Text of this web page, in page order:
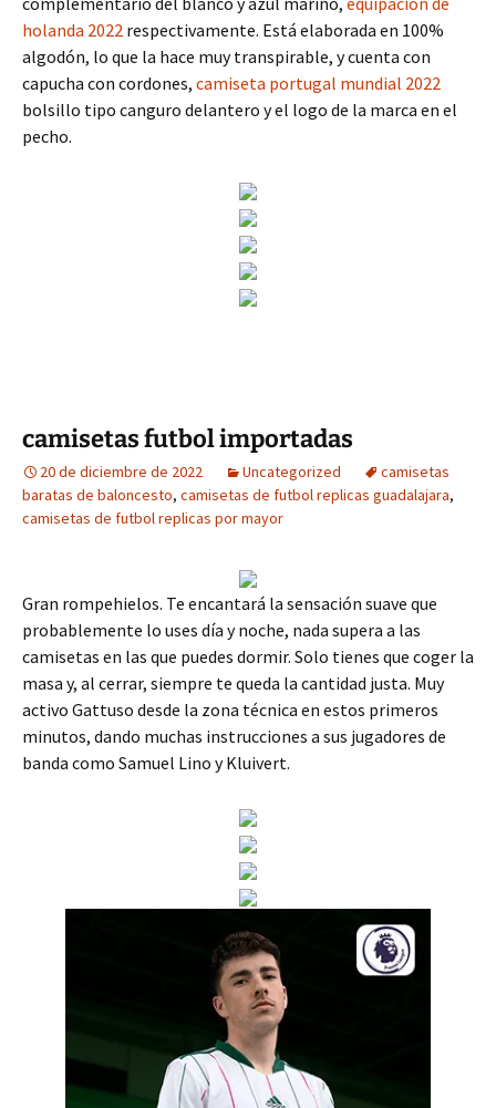
holanda 2022 respectivamente. Está elaborada en 100%
algodón, lo que la hace muy transpirable, y cuenta con
capucha con cordones, camiseta portugal mundial 2022
bolsillo tipo canguro delantero y el logo de la marca en el
pecho.
camisetas futbol importadas
20 de diciembre de 2022 Uncategorized
camisetas
baratas de baloncesto, camisetas de futbol replicas guadalajara,
camisetas de futbol replicas por mayor
Gran rompehielos. Te encantará la sensación suave que
probablemente lo uses día y noche, nada supera a las
camisetas en las que puedes dormir. Solo tienes que coger la
masa y, al cerrar, siempre te queda la cantidad justa. Muy
activo Gattuso desde la zona técnica en estos primeros
minutos, dando muchas instrucciones a sus jugadores de
banda como Samuel Lino y Kluivert.